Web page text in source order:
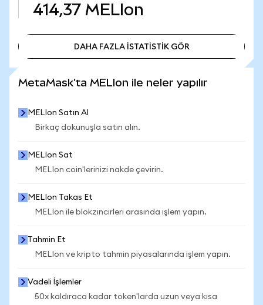
414,37 MELIon
DAHA FAZLA İSTATİSTİK GÖR
MetaMask'ta MELIon ile neler yapılır
MELIon Satın Al
Birkaç dokunuşla satın alın.
MELIon Sat
MELIon coin'lerinizi nakde çevirin.
MELIon Takas Et
MELIon ile blokzincirleri arasında işlem yapın.
Tahmin Et
MELIon ve kripto tahmin piyasalarında işlem yapın.
Vadeli İşlemler
50x kaldıraca kadar token'larda uzun veya kısa